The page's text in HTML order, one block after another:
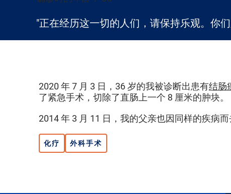
"正在经历这一切的人们，请保持乐观。你们
2020 年 7 月 3 日，36 岁的我被诊断出患有结肠
了紧急手术，切除了直肠上一个 8 厘米的肿块。
2014 年 3 月 11 日，我的父亲也因同样的疾病
化疗 外科手术